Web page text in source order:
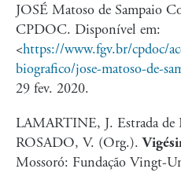
JOSÉ Matoso de Sampaio
CPDOC. Disponível em:
<https://www.fgv.br/cpdoc/
biografico/jose-matoso-de-
29 fev. 2020.
LAMARTINE, J. Estrada de
ROSADO, V. (Org.).
Mossoró: Fundação Vingt-